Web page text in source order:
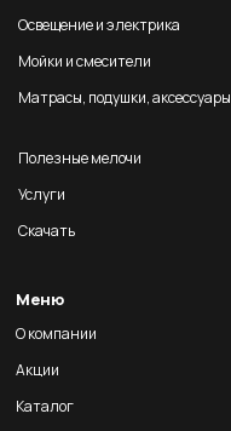
Освещение и электрика
Мойки и смесители
Матрасы, подушки, аксессуары
Полезные мелочи
Услуги
Скачать
Меню
О компании
Акции
Каталог